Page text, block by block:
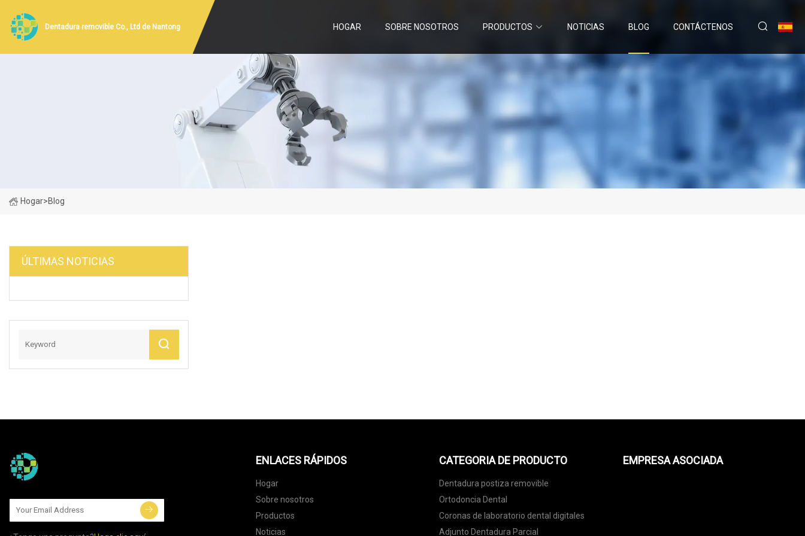
Dentadura removible Co., Ltd de Nantong HOGAR SOBRE NOSOTROS PRODUCTOS NOTICIAS BLOG CONTÁCTENOS
Hogar>Blog
ÚLTIMAS NOTICIAS
ENLACES RÁPIDOS
Hogar
Sobre nosotros
Productos
Noticias
CATEGORIA DE PRODUCTO
Dentadura postiza removible
Ortodoncia Dental
Coronas de laboratorio dental digitales
Adjunto Dentadura Parcial
EMPRESA ASOCIADA